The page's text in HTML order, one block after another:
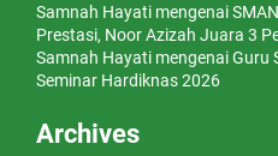
Samnah Hayati mengenai
Prestasi, Noor Azizah Juara 3
Samnah Hayati mengenaiGuru
Seminar Hardiknas 2026
Archives